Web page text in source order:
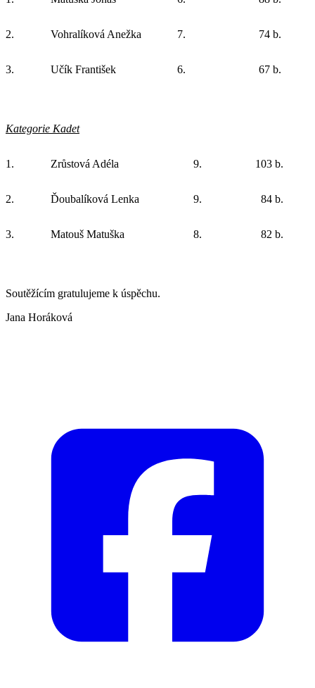
2. Vohralíková Anežka 7. 74 b.
3. Učík František 6. 67 b.
Kategorie Kadet
1. Zrůstová Adéla 9. 103 b.
2. Ďoubalíková Lenka 9. 84 b.
3. Matouš Matuška 8. 82 b.
Soutěžícím gratulujeme k úspěchu.
Jana Horáková